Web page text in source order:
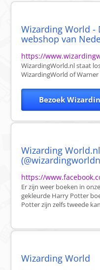
Wizarding World -
webshop van
https://
WizardingWorld.nl staat
WizardingWorld of
Bezoek
Wizarding World.nl
https://
Er zijn weer boeken in
gekleurde Harry Potter
Potter zijn zelfs tweede
Wizarding World